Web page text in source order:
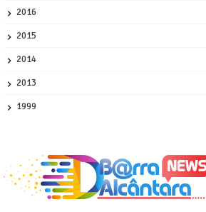
2016
2015
2014
2013
1999